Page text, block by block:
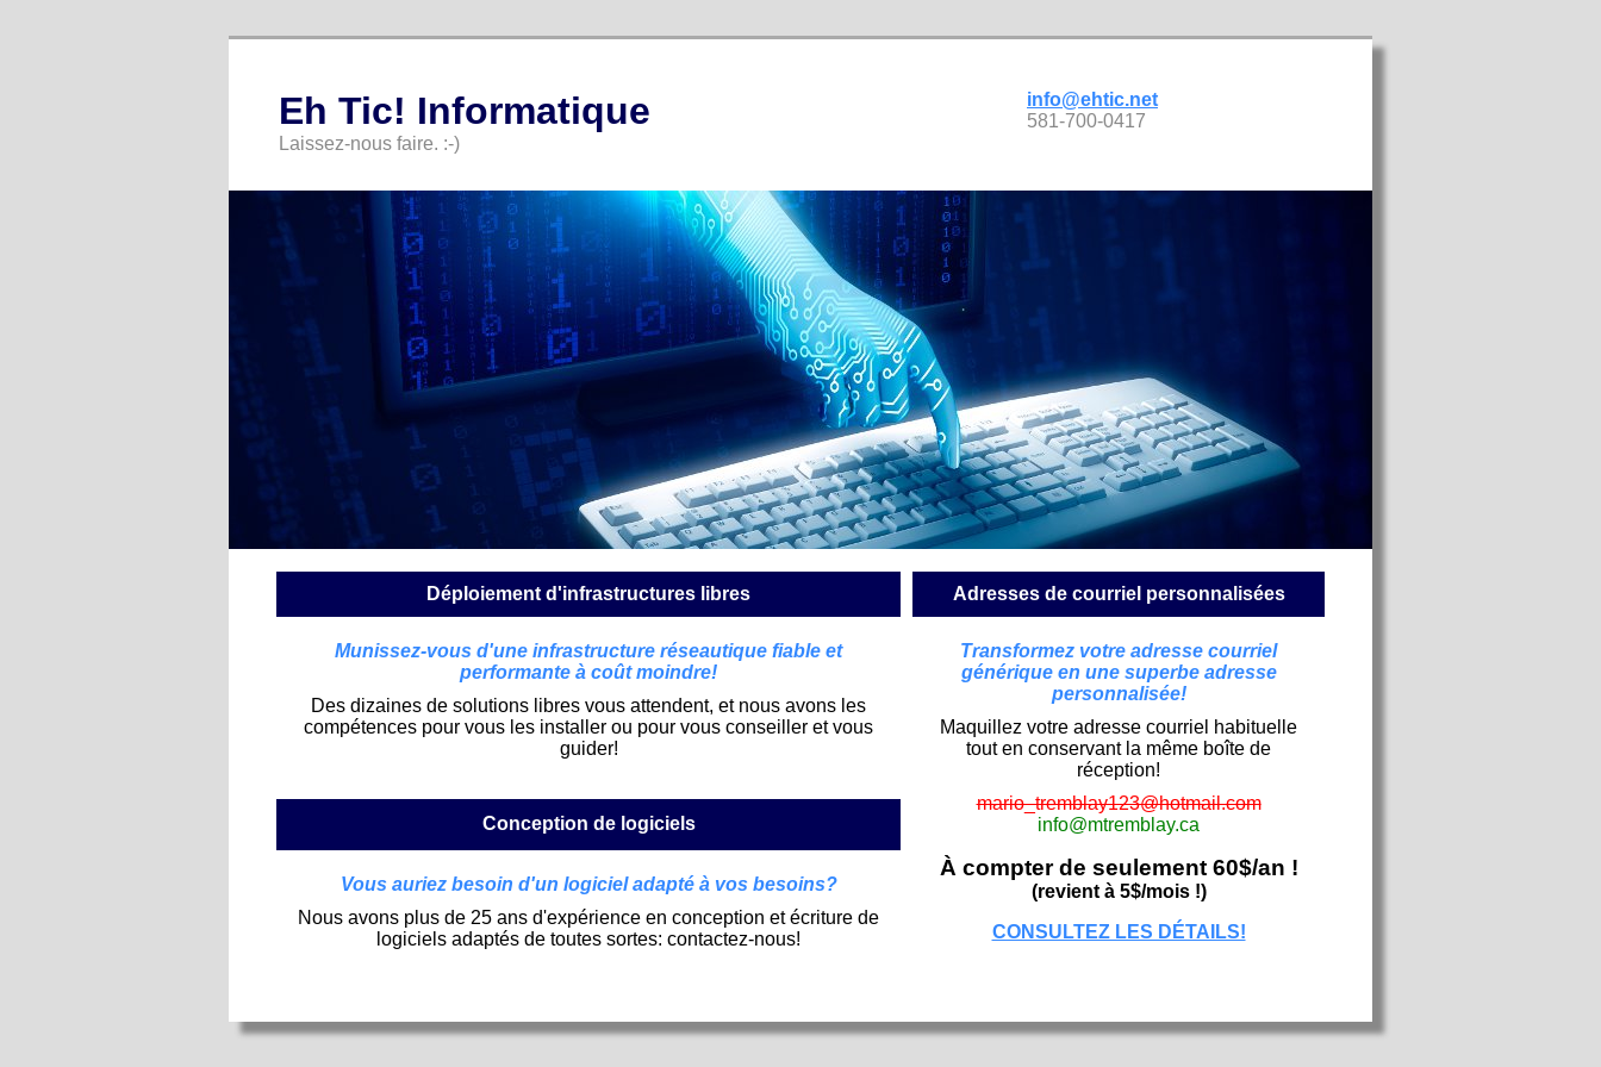
Eh Tic! Informatique
Laissez-nous faire. :-)
info@ehtic.net
581-700-0417
Déploiement d'infrastructures libres Adresses de courriel personnalisées
Munissez-vous d'une infrastructure réseautique fiable et
performante à coût moindre!
Des dizaines de solutions libres vous attendent, et nous avons les
compétences pour vous les installer ou pour vous conseiller et vous
guider!
Transformez votre adresse courriel
générique en une superbe adresse
personnalisée!
Maquillez votre adresse courriel habituelle
tout en conservant la même boîte de
réception!
mario_tremblay123@hotmail.com
info@mtremblay.ca
À compter de seulement 60$/an !
(revient à 5$/mois !)
CONSULTEZ LES DÉTAILS!
Conception de logiciels
Vous auriez besoin d'un logiciel adapté à vos besoins?
Nous avons plus de 25 ans d'expérience en conception et écriture de
logiciels adaptés de toutes sortes: contactez-nous!